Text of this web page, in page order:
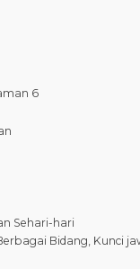
6
Sehari-hari
Bidang, Kunci